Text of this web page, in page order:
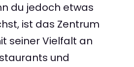
du jedoch etwas
ist das Zentrum
seiner Vielfalt an
und